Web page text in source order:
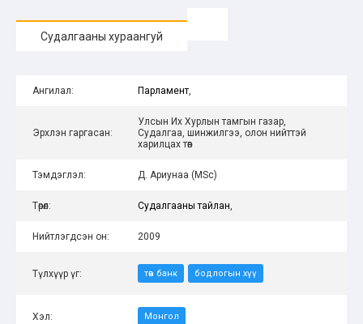
Судалгааны хураангуй
Ангилал: Парламент,
Эрхлэн гаргасан:
Улсын Их Хурлын тамгын газар,
Судалгаа, шинжилгээ, олон нийттэй
харилцах төв
Тэмдэглэл: Д. Ариунаа (MSc)
Төрөл: Судалгааны тайлан,
Нийтлэгдсэн он: 2009
Түлхүүр үг: төв банк бодлогын хүү
Хэл: Монгол